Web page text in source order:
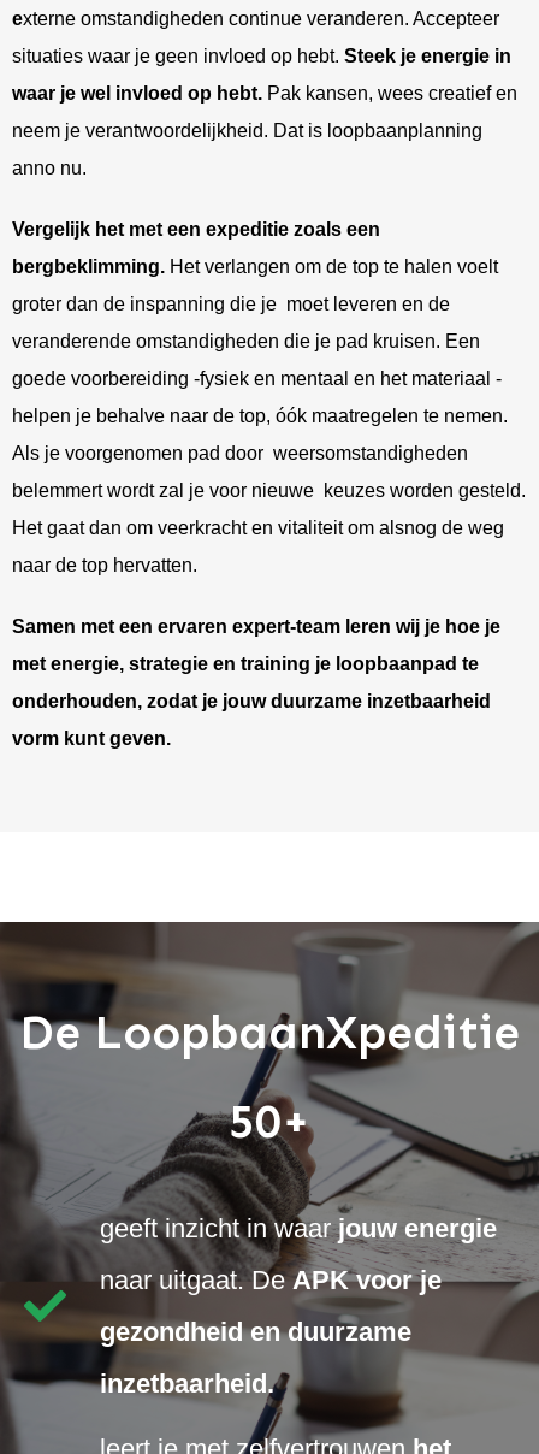
externe omstandigheden continue veranderen. Accepteer
situaties waar je geen invloed op hebt. Steek je energie in
waar je wel invloed op hebt. Pak kansen, wees creatief en
neem je verantwoordelijkheid. Dat is loopbaanplanning
anno nu.
Vergelijk het met een expeditie zoals een
bergbeklimming. Het verlangen om de top te halen voelt
groter dan de inspanning die je moet leveren en de
veranderende omstandigheden die je pad kruisen. Een
goede voorbereiding -fysiek en mentaal en het materiaal -
helpen je behalve naar de top, óók maatregelen te nemen.
Als je voorgenomen pad door weersomstandigheden
belemmert wordt zal je voor nieuwe keuzes worden gesteld.
Het gaat dan om veerkracht en vitaliteit om alsnog de weg
naar de top hervatten.
Samen met een ervaren expert-team leren wij je hoe je
met energie, strategie en training je loopbaanpad te
onderhouden, zodat je jouw duurzame inzetbaarheid
vorm kunt geven.
De LoopbaanXpeditie
50+
geeft inzicht in waarjouw energie
naar uitgaat. DeAPK voor je
gezondheid en duurzame
inzetbaarheid.